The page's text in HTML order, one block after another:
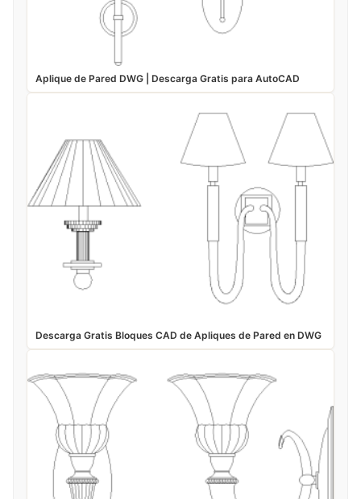
Aplique de Pared DWG | Descarga Gratis para AutoCAD
Descarga Gratis Bloques CAD de Apliques de Pared en DWG